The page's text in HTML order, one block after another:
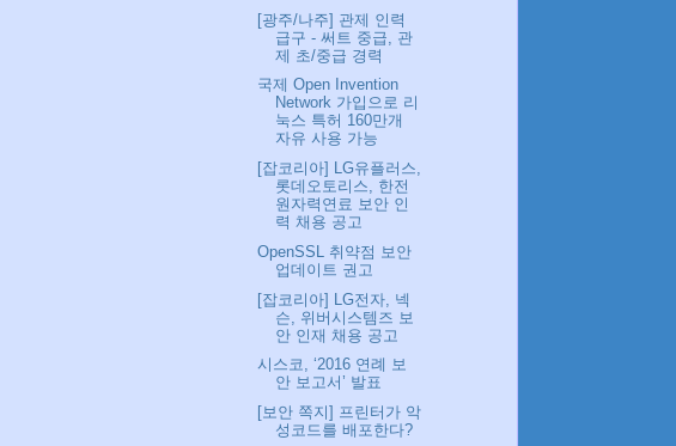
[광주/나주] 관제 인력
급구 - 써트 중급, 관
제 초/중급 경력
국제 Open Invention
Network 가입으로 리
눅스 특허 160만개
자유 사용 가능
[잡코리아] LG유플러스,
롯데오토리스, 한전
원자력연료 보안 인
력 채용 공고
OpenSSL 취약점 보안
업데이트 권고
[잡코리아] LG전자, 넥
슨, 위버시스템즈 보
안 인재 채용 공고
시스코, ‘2016 연례 보
안 보고서’ 발표
[보안 쪽지] 프린터가 악
성코드를 배포한다?